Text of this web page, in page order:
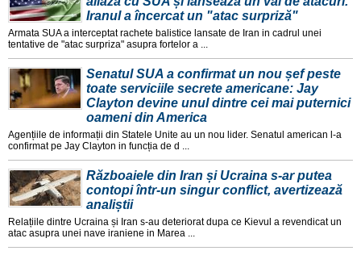
Iranul a încercat un "atac surpriză"
Armata SUA a interceptat rachete balistice lansate de Iran in cadrul unei
tentative de "atac surpriza" asupra fortelor a ...
Senatul SUA a confirmat un nou șef peste
toate serviciile secrete americane: Jay
Clayton devine unul dintre cei mai puternici
oameni din America
Agențiile de informații din Statele Unite au un nou lider. Senatul american l-a
confirmat pe Jay Clayton in funcția de d ...
Războaiele din Iran și Ucraina s-ar putea
contopi într-un singur conflict, avertizează
analiștii
Relațiile dintre Ucraina și Iran s-au deteriorat dupa ce Kievul a revendicat un
atac asupra unei nave iraniene in Marea ...